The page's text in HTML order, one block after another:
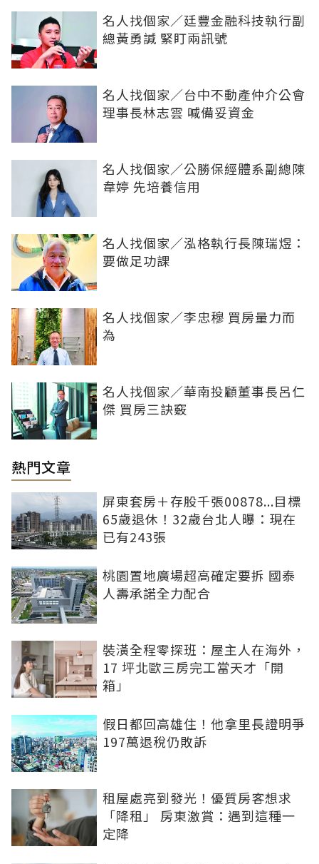
名人找個家／廷豐金融科技執行副
總黃勇諴 緊盯兩訊號
名人找個家／台中不動產仲介公會
理事長林志雲 喊備妥資金
名人找個家／公勝保經體系副總陳
韋婷 先培養信用
名人找個家／泓格執行長陳瑞煜：
要做足功課
名人找個家／李忠穆 買房量力而
為
名人找個家／華南投顧董事長呂仁
傑 買房三訣竅
熱門文章
屏東套房＋存股千張00878...目標
65歲退休！32歲台北人曝：現在
已有243張
桃園置地廣場超高確定要拆 國泰
人壽承諾全力配合
裝潢全程零探班：屋主人在海外，
17 坪北歐三房完工當天才「開
箱」
假日都回高雄住！他拿里長證明爭
197萬退稅仍敗訴
租屋處亮到發光！優質房客想求
「降租」 房東激賞：遇到這種一
定降